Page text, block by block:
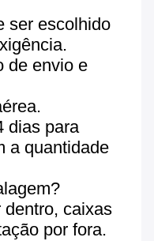
ser escolhido
de envio e
dias para
a quantidade
caixas
por fora.